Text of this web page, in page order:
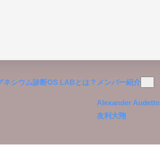
ネシウム診断OS LABとは？ メンバー紹介
Alexander Audette
友利大翔